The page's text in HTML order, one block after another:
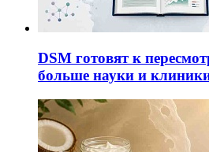
DSM готовят к
больше науки и